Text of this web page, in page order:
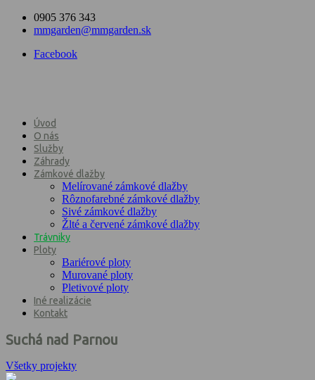
0905 376 343
mmgarden@mmgarden.sk
Facebook
Úvod
O nás
Služby
Záhrady
Zámkové dlažby
Melírované zámkové dlažby
Rôznofarebné zámkové dlažby
Sivé zámkové dlažby
Žlté a červené zámkové dlažby
Trávniky
Ploty
Bariérové ploty
Murované ploty
Pletivové ploty
Iné realizácie
Kontakt
Suchá nad Parnou
Všetky projekty